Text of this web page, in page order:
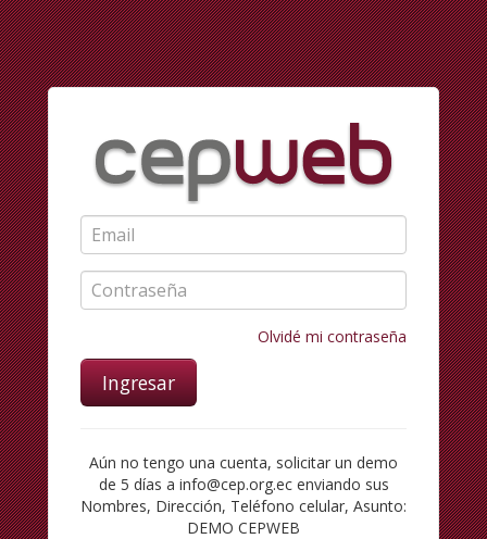
Olvidé mi contraseña
Ingresar
Aún no tengo una cuenta, solicitar un demo
de 5 días a info@cep.org.ec enviando sus
Nombres, Dirección, Teléfono celular, Asunto:
DEMO CEPWEB